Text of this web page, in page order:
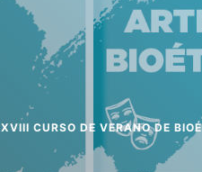
XVIII CURSO DE VERANO DE